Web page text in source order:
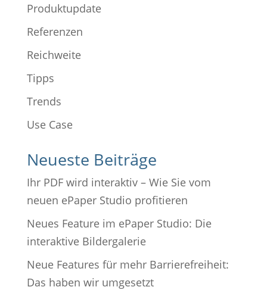
Produktupdate
Referenzen
Reichweite
Tipps
Trends
Use Case
Neueste Beiträge
Ihr PDF wird interaktiv – Wie Sie vom
neuen ePaper Studio profitieren
Neues Feature im ePaper Studio: Die
interaktive Bildergalerie
Neue Features für mehr Barrierefreiheit:
Das haben wir umgesetzt